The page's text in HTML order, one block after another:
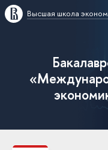
Высшая школа